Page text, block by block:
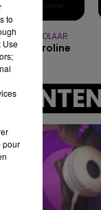
& MC SOLAAR
Caroline
to
Use
pour